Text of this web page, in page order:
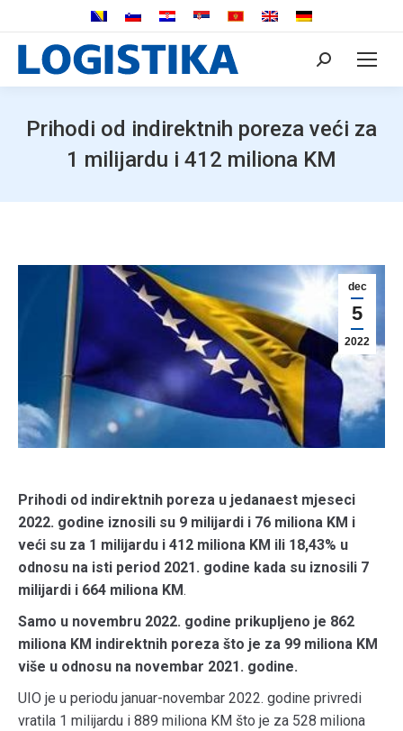
Search:
Prihodi od indirektnih poreza veći za
1 milijardu i 412 miliona KM
dec
5
2022
Prihodi od indirektnih poreza u jedanaest mjeseci
2022. godine iznosili su 9 milijardi i 76 miliona KM i
veći su za 1 milijardu i 412 miliona KM ili 18,43% u
odnosu na isti period 2021. godine kada su iznosili 7
milijardi i 664 miliona KM.
Samo u novembru 2022. godine prikupljeno je 862
miliona KM indirektnih poreza što je za 99 miliona KM
više u odnosu na novembar 2021. godine.
UIO je u periodu januar-novembar 2022. godine privredi
vratila 1 milijardu i 889 miliona KM što je za 528 miliona